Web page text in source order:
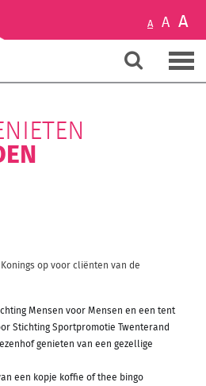
A A A
op voor cliënten van de
Mensen voor Mensen en een tent
Stichting Sportpromotie Twenterand
genieten van een gezellige
een kopje koffie of thee bingo